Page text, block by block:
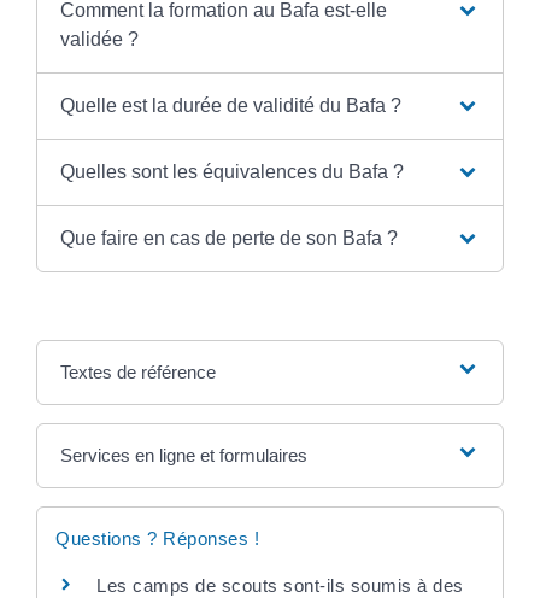
Comment la formation au Bafa est-elle
validée ?
Quelle est la durée de validité du Bafa ?
Quelles sont les équivalences du Bafa ?
Que faire en cas de perte de son Bafa ?
Textes de référence
Services en ligne et formulaires
Questions ? Réponses !
Les camps de scouts sont-ils soumis à des